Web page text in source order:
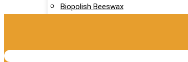
Biopolish Beeswax
Artikel